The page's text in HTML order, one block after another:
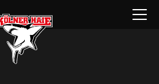
Menü
öffnen